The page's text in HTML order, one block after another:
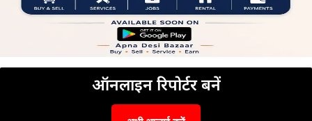
ऑनलाइन रिपोर्टर बनें